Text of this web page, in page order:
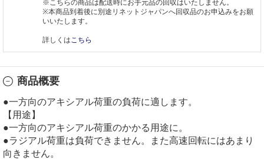
※こちらの商品は配送時にお手元品の回収はいたしません。
※本商品到着後に別途リネットジャパンへ回収品のお申込みをお願
いいたします。
詳しくは こちら
商品概要
●一方向のアキシアル荷重の負荷に適します。
【用途】
●一方向のアキシアル荷重のかかる用途に。
●ラジアル荷重は負荷できません。また高速回転にはあまり
向きません。